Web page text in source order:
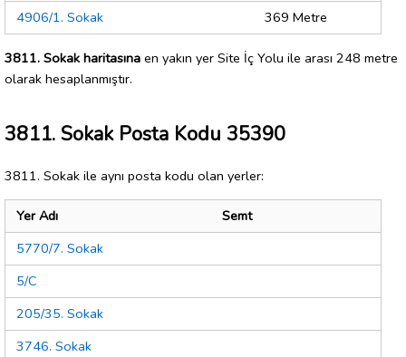
4906/1. Sokak
369 Metre
3811. Sokak haritasına en yakın yer Site İç Yolu ile arası 248 metre
olarak hesaplanmıştır.
3811. Sokak Posta Kodu 35390
3811. Sokak ile aynı posta kodu olan yerler:
Yer Adı
Semt
5770/7. Sokak
5/C
205/35. Sokak
3746. Sokak